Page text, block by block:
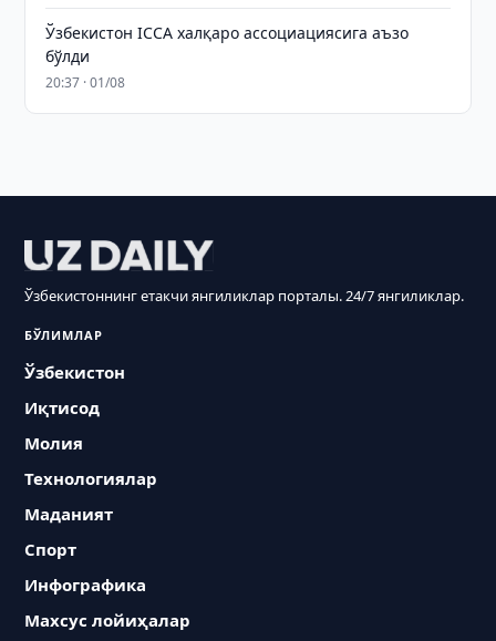
Ўзбекистон ICCA халқаро ассоциациясига аъзо
бўлди
20:37 · 01/08
Ўзбекистоннинг етакчи янгиликлар порталы. 24/7 янгиликлар.
БЎЛИМЛАР
Ўзбекистон
Иқтисод
Молия
Технологиялар
Маданият
Спорт
Инфографика
Махсус лойиҳалар